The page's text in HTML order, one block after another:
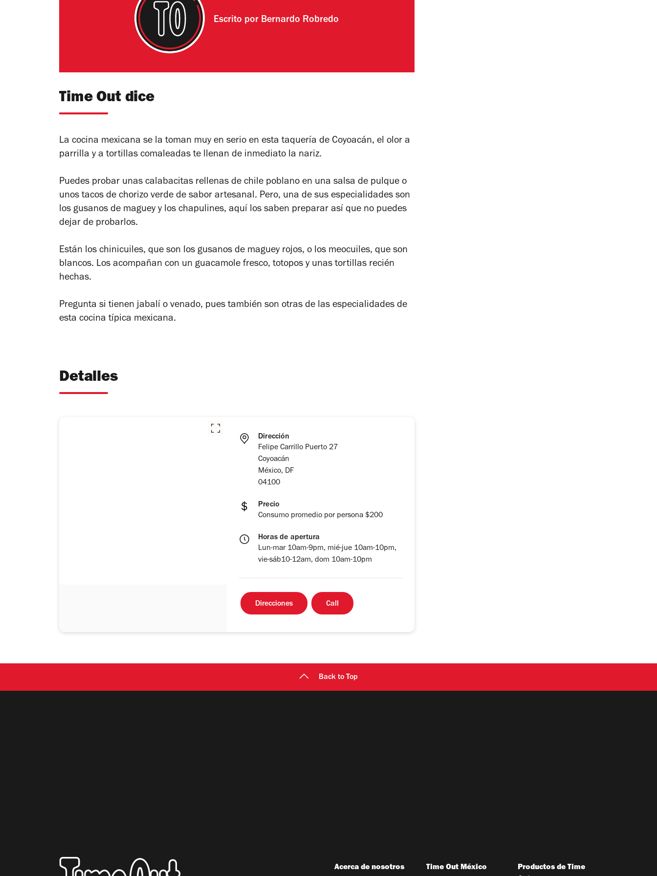
Escrito por Bernardo Robredo
Time Out dice
La cocina mexicana se la toman muy en serio en esta taquería de Coyoacán, el olor a
parrilla y a tortillas comaleadas te llenan de inmediato la nariz.
Puedes probar unas calabacitas rellenas de chile poblano en una salsa de pulque o
unos tacos de chorizo verde de sabor artesanal. Pero, una de sus especialidades son
los gusanos de maguey y los chapulines, aquí los saben preparar así que no puedes
dejar de probarlos.
Están los chinicuiles, que son los gusanos de maguey rojos, o los meocuiles, que son
blancos. Los acompañan con un guacamole fresco, totopos y unas tortillas recién
hechas.
Pregunta si tienen jabalí o venado, pues también son otras de las especialidades de
esta cocina típica mexicana.
Detalles
Dirección
Felipe Carrillo Puerto 27
Coyoacán
México, DF
04100
Precio
Consumo promedio por persona $200
Horas de apertura
Lun-mar 10am-9pm, mié-jue 10am-10pm,
vie-sáb10-12am, dom 10am-10pm
Direcciones Call
Back to Top
Acerca de nosotros Time Out México
Productos de Time